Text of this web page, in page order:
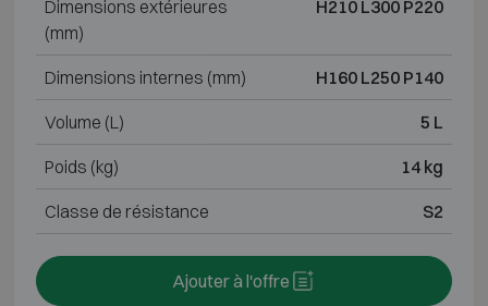
Dimensions extérieures
(mm)
H210 L300 P220
Dimensions internes (mm) H160 L250 P140
Volume (L) 5 L
Poids (kg) 14 kg
Classe de résistance S2
Ajouter à l'offre